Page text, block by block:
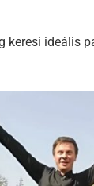
keresi ideális